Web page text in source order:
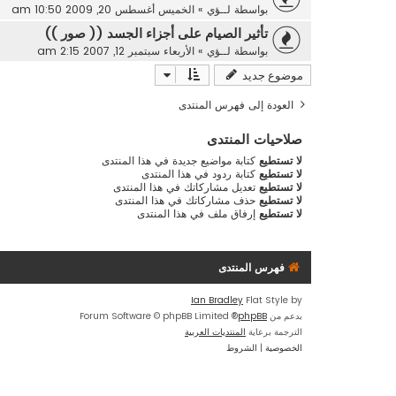
بواسطة لــؤي » الخميس أغسطس 20, 2009 10:50 am
تأثير الصيام على أجزاء الجسد (( صور ))
بواسطة لــؤي » الأربعاء سبتمبر 12, 2007 2:15 am
موضوع جديد
العودة إلى فهرس المنتدى
صلاحيات المنتدى
لا تستطيع كتابة مواضيع جديدة في هذا المنتدى
لا تستطيع كتابة ردود في هذا المنتدى
لا تستطيع تعديل مشاركاتك في هذا المنتدى
لا تستطيع حذف مشاركاتك في هذا المنتدى
لا تستطيع إرفاق ملف في هذا المنتدى
فهرس المنتدى
Flat Style by
Ian Bradley
بدعم من phpBB
® Forum Software © phpBB Limited
الترجمة برعاية المنتديات العربية
الخصوصية | الشروط